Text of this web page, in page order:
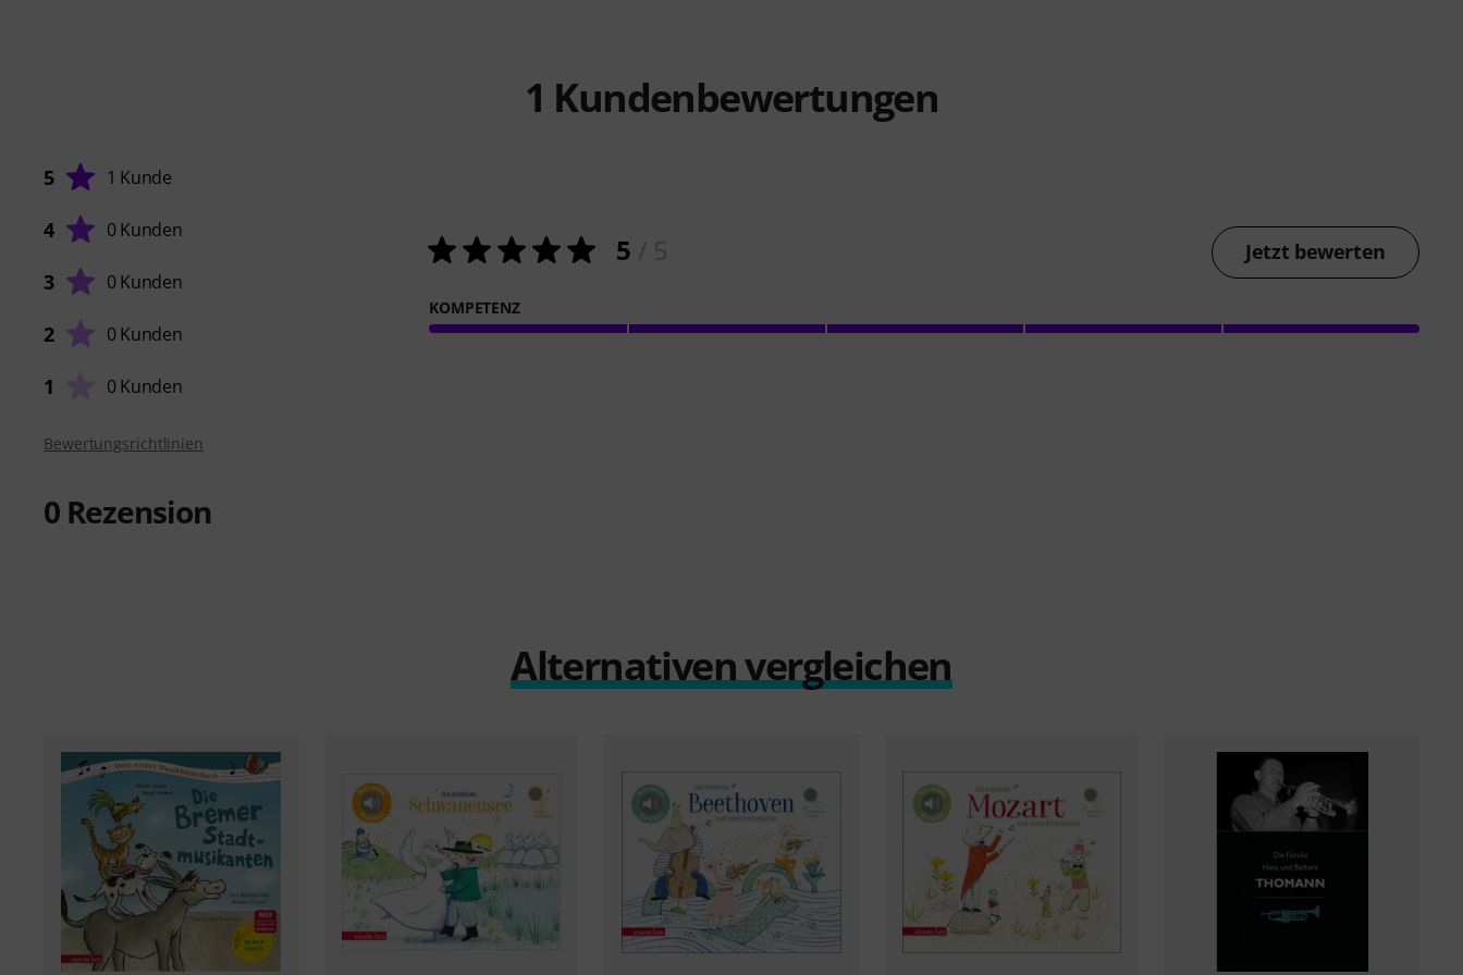
1 Kundenbewertungen
5 1 Kunde
4 0 Kunden
3 0 Kunden
2 0 Kunden
1 0 Kunden
5 Jetzt bewerten
KOMPETENZ
Bewertungsrichtlinien
0 Rezension
Alternativen vergleichen